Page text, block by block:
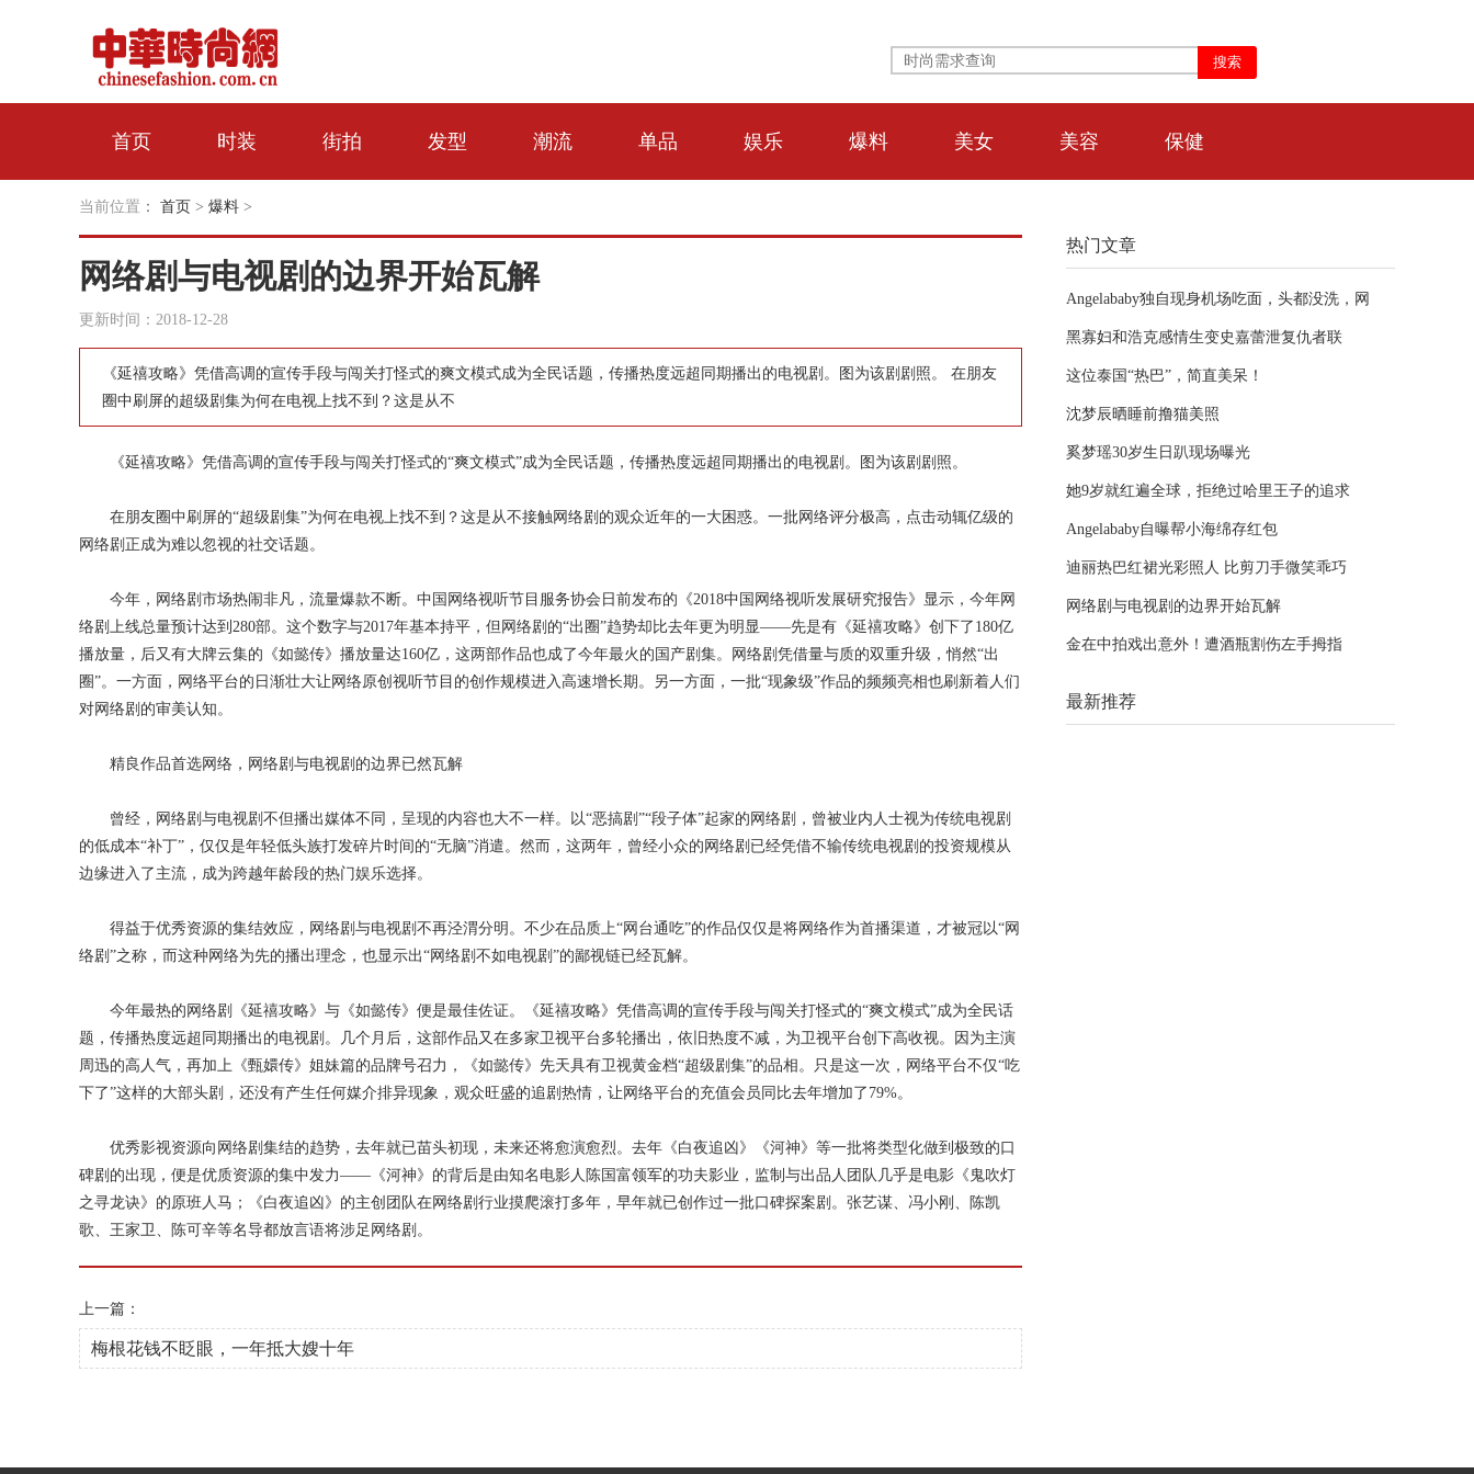
首页 时装 街拍 发型 潮流 单品 娱乐 爆料 美女 美容 保健
当前位置 ： 首页 > 爆料 >
网络剧与电视剧的边界开始瓦解
更新时间：2018-12-28
《延禧攻略》凭借高调的宣传手段与闯关打怪式的爽文模式成为全民话题，传播热度远超同期播出的电视剧。图为该剧剧照。 在朋友
圈中刷屏的超级剧集为何在电视上找不到？这是从不
《延禧攻略》凭借高调的宣传手段与闯关打怪式的“爽文模式”成为全民话题，传播热度远超同期播出的电视剧。图为该剧剧照。
在朋友圈中刷屏的“超级剧集”为何在电视上找不到？这是从不接触网络剧的观众近年的一大困惑。一批网络评分极高，点击动辄亿级的
网络剧正成为难以忽视的社交话题。
今年，网络剧市场热闹非凡，流量爆款不断。中国网络视听节目服务协会日前发布的《2018中国网络视听发展研究报告》显示，今年网
络剧上线总量预计达到280部。这个数字与2017年基本持平，但网络剧的“出圈”趋势却比去年更为明显——先是有《延禧攻略》创下了180亿
播放量，后又有大牌云集的《如懿传》播放量达160亿，这两部作品也成了今年最火的国产剧集。网络剧凭借量与质的双重升级，悄然“出
圈”。一方面，网络平台的日渐壮大让网络原创视听节目的创作规模进入高速增长期。另一方面，一批“现象级”作品的频频亮相也刷新着人们
对网络剧的审美认知。
精良作品首选网络，网络剧与电视剧的边界已然瓦解
曾经，网络剧与电视剧不但播出媒体不同，呈现的内容也大不一样。以“恶搞剧”“段子体”起家的网络剧，曾被业内人士视为传统电视剧
的低成本“补丁”，仅仅是年轻低头族打发碎片时间的“无脑”消遣。然而，这两年，曾经小众的网络剧已经凭借不输传统电视剧的投资规模从
边缘进入了主流，成为跨越年龄段的热门娱乐选择。
得益于优秀资源的集结效应，网络剧与电视剧不再泾渭分明。不少在品质上“网台通吃”的作品仅仅是将网络作为首播渠道，才被冠以“网
络剧”之称，而这种网络为先的播出理念，也显示出“网络剧不如电视剧”的鄙视链已经瓦解。
今年最热的网络剧《延禧攻略》与《如懿传》便是最佳佐证。《延禧攻略》凭借高调的宣传手段与闯关打怪式的“爽文模式”成为全民话
题，传播热度远超同期播出的电视剧。几个月后，这部作品又在多家卫视平台多轮播出，依旧热度不减，为卫视平台创下高收视。因为主演
周迅的高人气，再加上《甄嬛传》姐妹篇的品牌号召力，《如懿传》先天具有卫视黄金档“超级剧集”的品相。只是这一次，网络平台不仅“吃
下了”这样的大部头剧，还没有产生任何媒介排异现象，观众旺盛的追剧热情，让网络平台的充值会员同比去年增加了79%。
优秀影视资源向网络剧集结的趋势，去年就已苗头初现，未来还将愈演愈烈。去年《白夜追凶》《河神》等一批将类型化做到极致的口
碑剧的出现，便是优质资源的集中发力——《河神》的背后是由知名电影人陈国富领军的功夫影业，监制与出品人团队几乎是电影《鬼吹灯
之寻龙诀》的原班人马；《白夜追凶》的主创团队在网络剧行业摸爬滚打多年，早年就已创作过一批口碑探案剧。张艺谋、冯小刚、陈凯
歌、王家卫、陈可辛等名导都放言语将涉足网络剧。
上一篇：
梅根花钱不眨眼，一年抵大嫂十年
热门文章
Angelababy独自现身机场吃面，头都没洗，网
黑寡妇和浩克感情生变史嘉蕾泄复仇者联
这位泰国“热巴”，简直美呆！
沈梦辰晒睡前撸猫美照
奚梦瑶30岁生日趴现场曝光
她9岁就红遍全球，拒绝过哈里王子的追求
Angelababy自曝帮小海绵存红包
迪丽热巴红裙光彩照人 比剪刀手微笑乖巧
网络剧与电视剧的边界开始瓦解
金在中拍戏出意外！遭酒瓶割伤左手拇指
最新推荐